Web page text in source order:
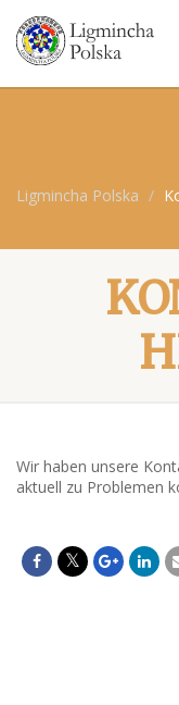
Ligmincha Polska
Wir haben unsere
aktuell zu Problemen